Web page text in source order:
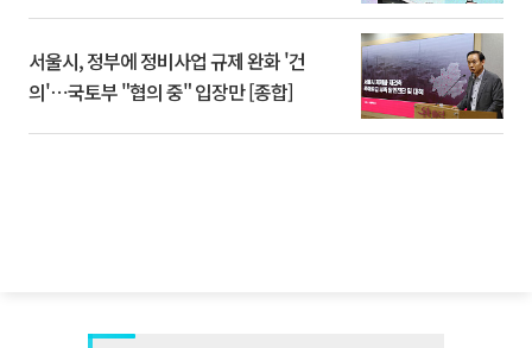
서울시, 정부에 정비사업 규제 완화 '건
의'⋯국토부 "협의 중" 입장만 [종합]